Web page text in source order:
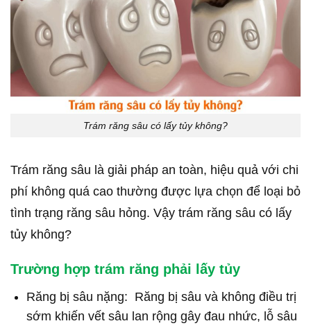
Trám răng sâu có lấy tủy không?
Trám răng sâu là giải pháp an toàn, hiệu quả với chi
phí không quá cao thường được lựa chọn để loại bỏ
tình trạng răng sâu hỏng. Vậy trám răng sâu có lấy
tủy không?
Trường hợp trám răng phải lấy tủy
Răng bị sâu nặng: Răng bị sâu và không điều trị
sớm khiến vết sâu lan rộng gây đau nhức, lỗ sâu